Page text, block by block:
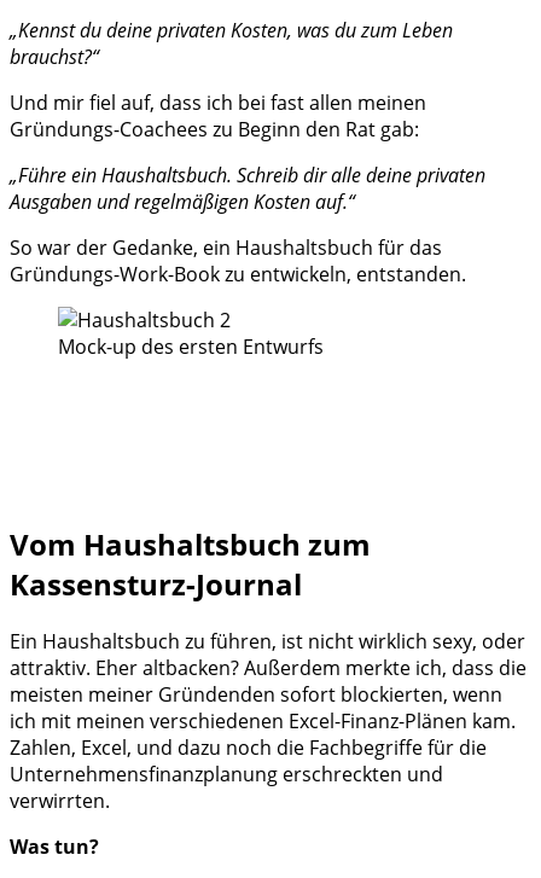
„Kennst du deine privaten Kosten, was du zum Leben
brauchst?“
Und mir fiel auf, dass ich bei fast allen meinen
Gründungs-Coachees zu Beginn den Rat gab:
„Führe ein Haushaltsbuch. Schreib dir alle deine privaten
Ausgaben und regelmäßigen Kosten auf.“
So war der Gedanke, ein Haushaltsbuch für das
Gründungs-Work-Book zu entwickeln, entstanden.
Mock-up des ersten Entwurfs
Vom Haushaltsbuch zum
Kassensturz-Journal
Ein Haushaltsbuch zu führen, ist nicht wirklich sexy, oder
attraktiv. Eher altbacken? Außerdem merkte ich, dass die
meisten meiner Gründenden sofort blockierten, wenn
ich mit meinen verschiedenen Excel-Finanz-Plänen kam.
Zahlen, Excel, und dazu noch die Fachbegriffe für die
Unternehmensfinanzplanung erschreckten und
verwirrten.
Was tun?